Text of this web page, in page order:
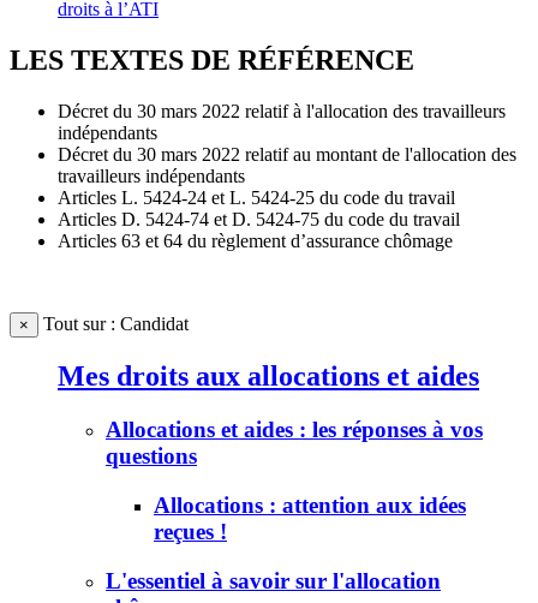
droits à l’ATI
LES TEXTES DE RÉFÉRENCE
Décret du 30 mars 2022 relatif à l'allocation des travailleurs
indépendants
Décret du 30 mars 2022 relatif au montant de l'allocation des
travailleurs indépendants
Articles L. 5424-24 et L. 5424-25 du code du travail
Articles D. 5424-74 et D. 5424-75 du code du travail
Articles 63 et 64 du règlement d’assurance chômage
× Tout sur : Candidat
Mes droits aux allocations et aides
Allocations et aides : les réponses à vos
questions
Allocations : attention aux idées
reçues !
L'essentiel à savoir sur l'allocation